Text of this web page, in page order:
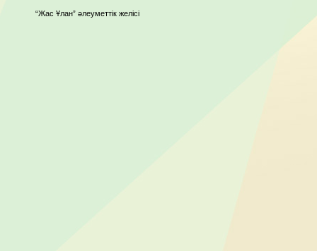
“Жас Ұлан” әлеуметтік желісі